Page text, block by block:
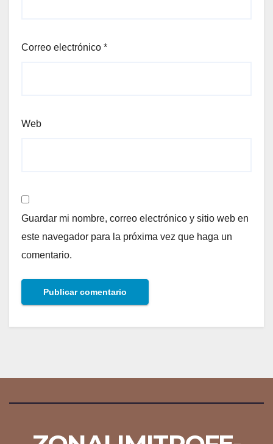
Correo electrónico *
Web
Guardar mi nombre, correo electrónico y sitio web en
este navegador para la próxima vez que haga un
comentario.